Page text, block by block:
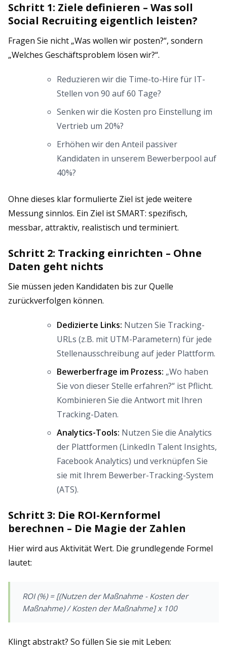
Schritt 1: Ziele definieren – Was soll
Social Recruiting eigentlich leisten?
Fragen Sie nicht „Was wollen wir posten?“, sondern
„Welches Geschäftsproblem lösen wir?“.
Reduzieren wir die Time-to-Hire für IT-
Stellen von 90 auf 60 Tage?
Senken wir die Kosten pro Einstellung im
Vertrieb um 20%?
Erhöhen wir den Anteil passiver
Kandidaten in unserem Bewerberpool auf
40%?
Ohne dieses klar formulierte Ziel ist jede weitere
Messung sinnlos. Ein Ziel ist SMART: spezifisch,
messbar, attraktiv, realistisch und terminiert.
Schritt 2: Tracking einrichten – Ohne
Daten geht nichts
Sie müssen jeden Kandidaten bis zur Quelle
zurückverfolgen können.
Dedizierte Links: Nutzen Sie Tracking-
URLs (z.B. mit UTM-Parametern) für jede
Stellenausschreibung auf jeder Plattform.
Bewerberfrage im Prozess: „Wo haben
Sie von dieser Stelle erfahren?“ ist Pflicht.
Kombinieren Sie die Antwort mit Ihren
Tracking-Daten.
Analytics-Tools: Nutzen Sie die Analytics
der Plattformen (LinkedIn Talent Insights,
Facebook Analytics) und verknüpfen Sie
sie mit Ihrem Bewerber-Tracking-System
(ATS).
Schritt 3: Die ROI-Kernformel
berechnen – Die Magie der Zahlen
Hier wird aus Aktivität Wert. Die grundlegende Formel
lautet:
ROI (%) = [(Nutzen der Maßnahme - Kosten der
Maßnahme) / Kosten der Maßnahme] x 100
Klingt abstrakt? So füllen Sie sie mit Leben: